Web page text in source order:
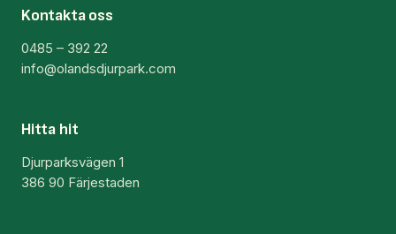
Kontakta oss
0485 – 392 22
info@olandsdjurpark.com
Hitta hit
Djurparksvägen 1
386 90 Färjestaden